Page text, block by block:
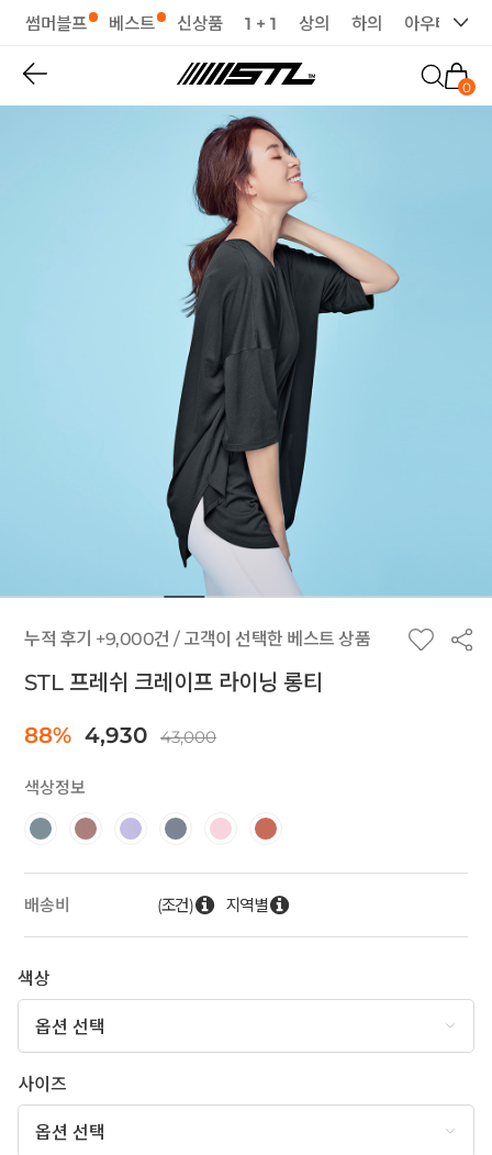
썸머블프 베스트 신상품 1 + 1 상의 하의 아우터
0
누적 후기 +9,000건 / 고객이 선택한 베스트 상품
STL 프레쉬 크레이프 라이닝 롱티
88% 4,930 43,000
색상정보
배송비 (조건) 지역별
색상
사이즈